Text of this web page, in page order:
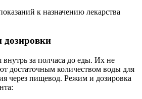
к назначению лекарства
дозировки
за полчаса до еды. Их не
достаточным количеством воды для
через пищевод. Режим и дозировка